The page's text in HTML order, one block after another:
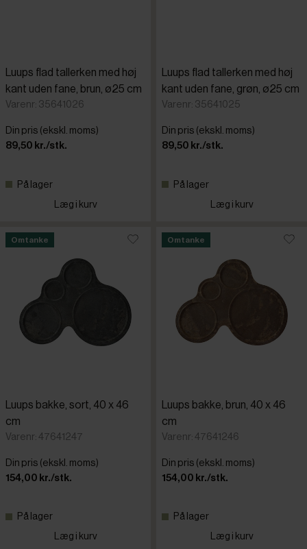
Luups flad tallerken med høj
kant uden fane, brun, ø25 cm
Varenr: 35641026
Din pris (ekskl. moms)
89,50 kr./stk.
På lager
Læg i kurv
Luups flad tallerken med høj
kant uden fane, grøn, ø25 cm
Varenr: 35641025
Din pris (ekskl. moms)
89,50 kr./stk.
På lager
Læg i kurv
Omtanke
Luups bakke, sort, 40 x 46
cm
Varenr: 47641247
Din pris (ekskl. moms)
154,00 kr./stk.
På lager
Læg i kurv
Omtanke
Luups bakke, brun, 40 x 46
cm
Varenr: 47641246
Din pris (ekskl. moms)
154,00 kr./stk.
På lager
Læg i kurv